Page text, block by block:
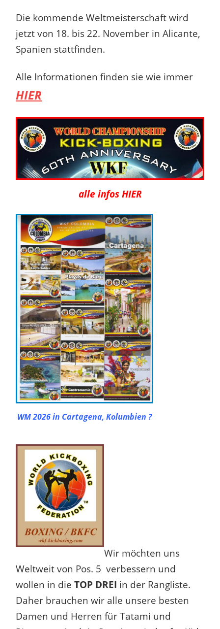
Die kommende Weltmeisterschaft wird
jetzt von 18. bis 22. November in Alicante,
Spanien stattfinden.
Alle Informationen finden sie wie immer
HIER
alle infos HIER
WM 2026 in Cartagena, Kolumbien ?
Wir möchten uns
Weltweit von Pos. 5 verbessern und
wollen in die TOP DREI in der Rangliste.
Daher brauchen wir alle unsere besten
Damen und Herren für Tatami und